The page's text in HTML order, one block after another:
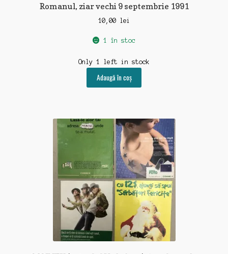
Romanul, ziar vechi 9 septembrie 1991
10,00 lei
1 în stoc
Only 1 left in stock
Adaugă în coș